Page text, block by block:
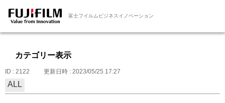
富士フイルムビジネスイノベーション
カテゴリー表示
ID : 2122 更新日時 : 2023/05/25 17:27
ALL